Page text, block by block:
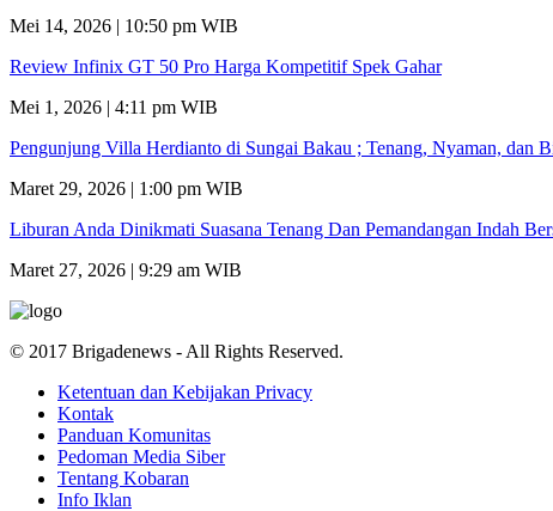
Mei 14, 2026 | 10:50 pm WIB
Review Infinix GT 50 Pro Harga Kompetitif Spek Gahar
Mei 1, 2026 | 4:11 pm WIB
Pengunjung Villa Herdianto di Sungai Bakau ; Tenang, Nyaman,
Maret 29, 2026 | 1:00 pm WIB
Liburan Anda Dinikmati Suasana Tenang Dan Pemandangan Indah
Maret 27, 2026 | 9:29 am WIB
© 2017 Brigadenews - All Rights Reserved.
Ketentuan dan Kebijakan Privacy
Kontak
Panduan Komunitas
Pedoman Media Siber
Tentang Kobaran
Info Iklan